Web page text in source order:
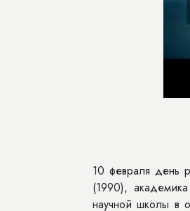
10 февраля день
(1990),
научной школы в